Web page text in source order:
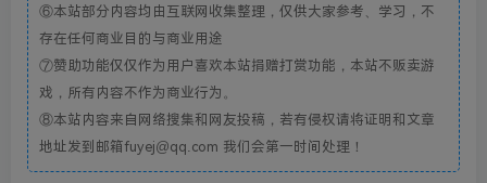
⑥本站部分内容均由互联网收集整理，仅供大家参考、学习，不
存在任何商业目的与商业用途
⑦赞助功能仅仅作为用户喜欢本站捐赠打赏功能，本站不贩卖游
戏，所有内容不作为商业行为。
⑧本站内容来自网络搜集和网友投稿，若有侵权请将证明和文章
地址发到邮箱fuyej@qq.com 我们会第一时间处理！